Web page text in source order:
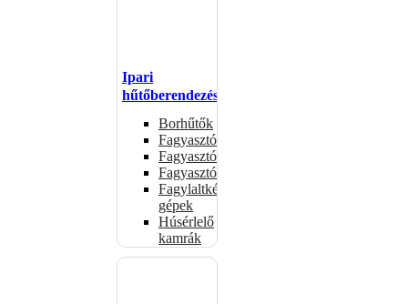
Ipari
hűtőberendezések
Borhűtők
Fagyasztóasztalok
Fagyasztóládák
Fagyasztószekrények
Fagylaltkészítő
gépek
Húsérlelő
kamrák